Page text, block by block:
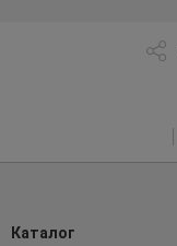
Каталог